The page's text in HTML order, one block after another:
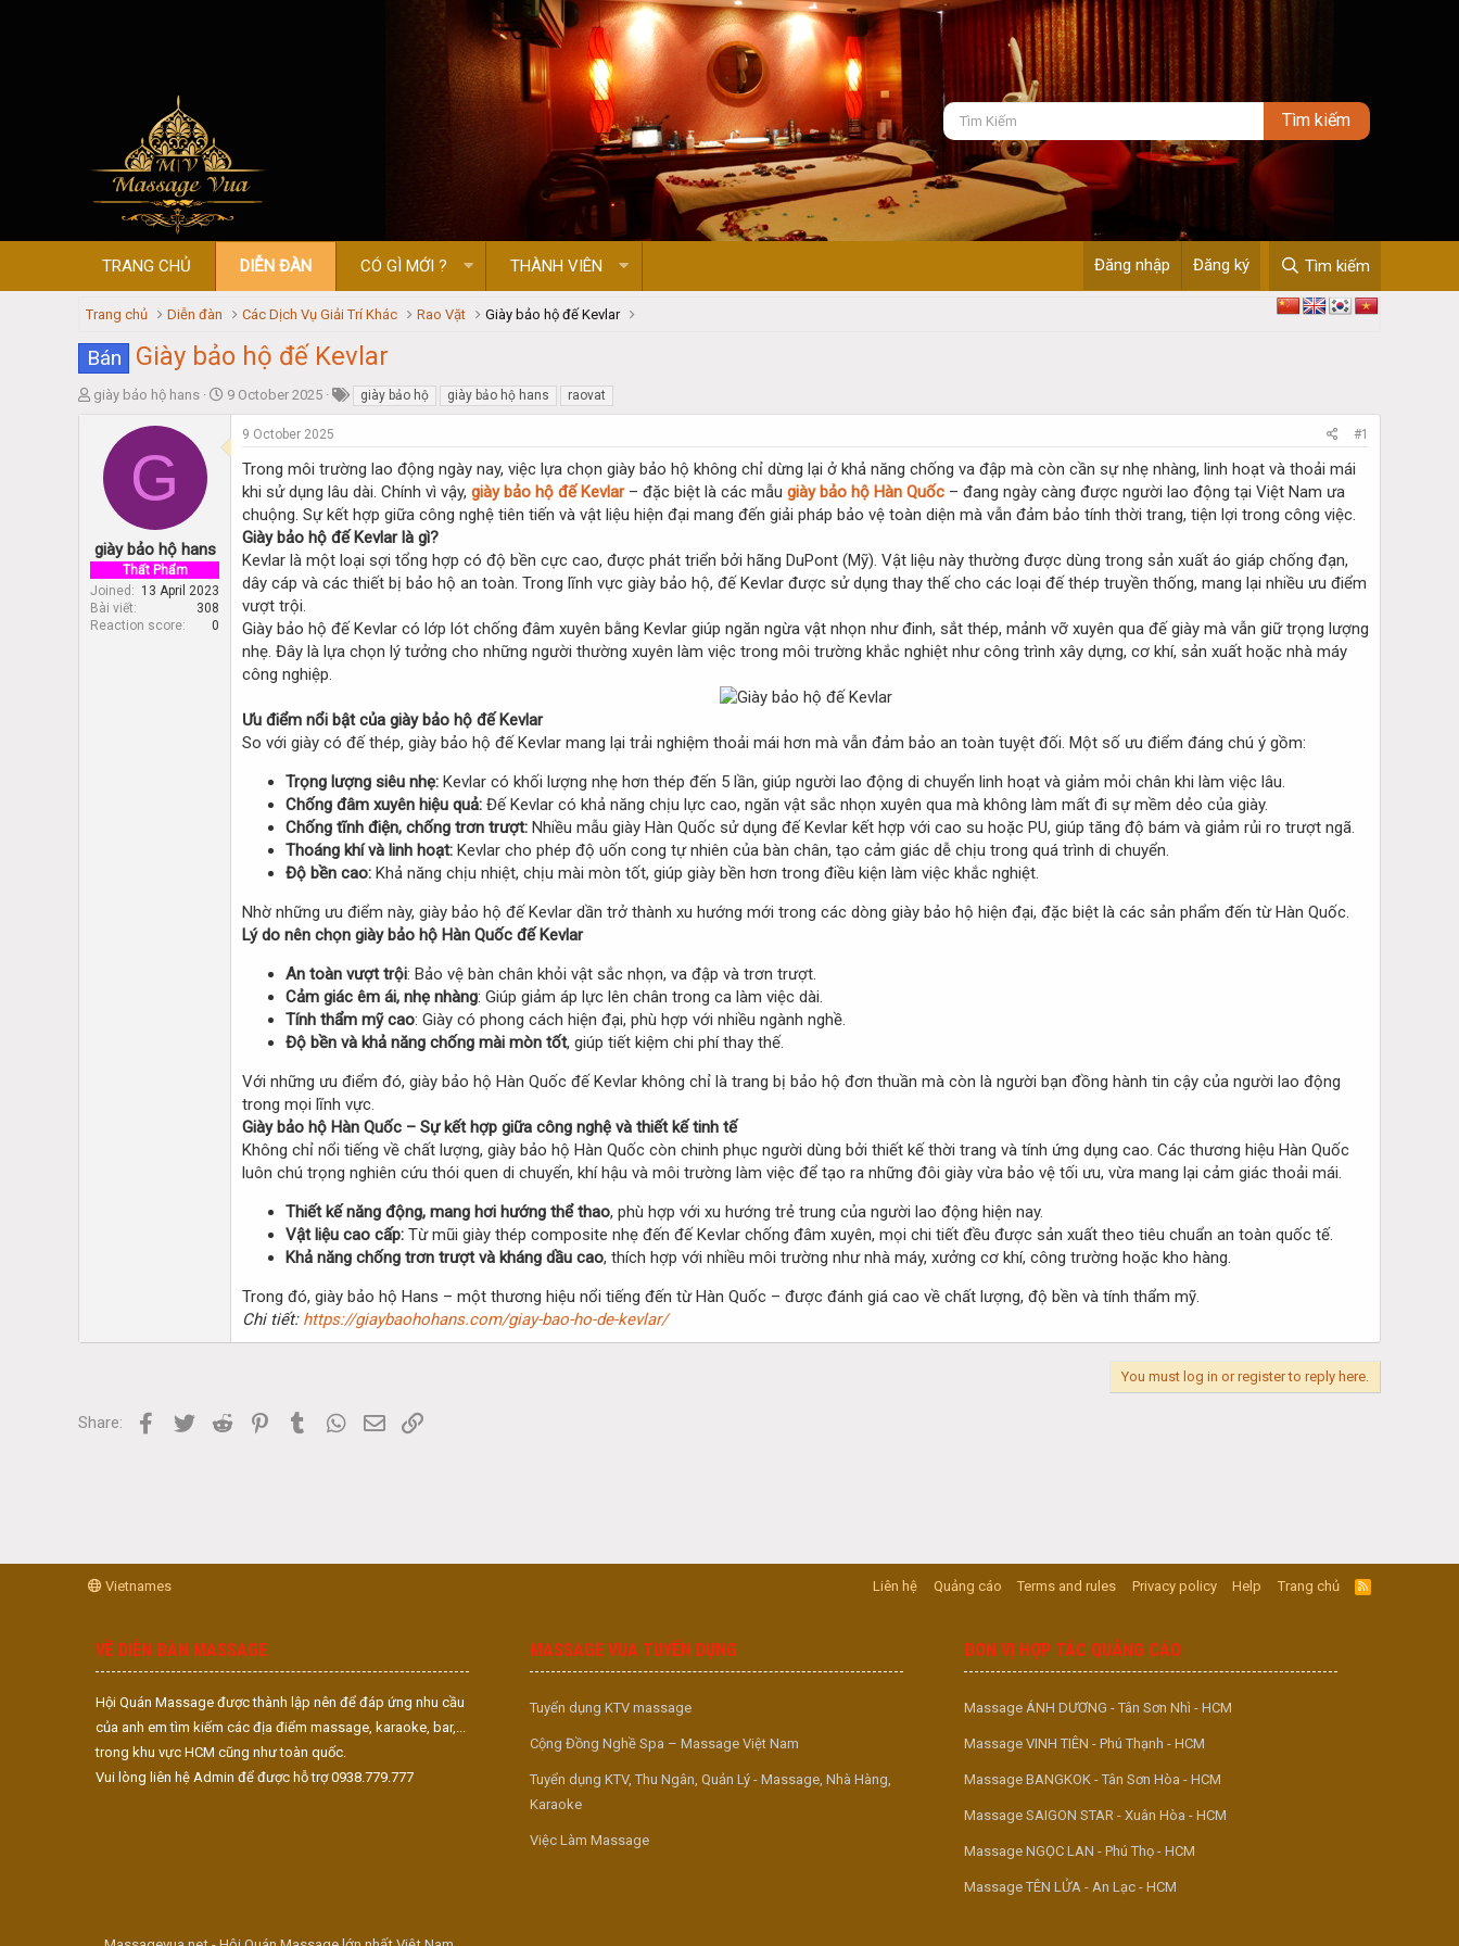
TRANG CHỦ DIỄN ĐÀN CÓ GÌ MỚI ? THÀNH VIÊN Đăng nhập Đăng ký Tìm kiếm
Trang chủ Diễn đàn Các Dịch Vụ Giải Trí Khác Rao Vặt Giày bảo hộ đế Kevlar
Bán Giày bảo hộ đế Kevlar
T
a
t
e
r
giày bảo hộ hans
S
r
9 October 2025 giày bảo hộ giày bảo hộ hans raovat
G
giày bảo hộ hans
Thất Phẩm
Joined
13 April 2023
Bài viết
308
Reaction score
0
9 October 2025 #1
Trong môi trường lao động ngày nay, việc lựa chọn giày bảo hộ không chỉ dừng lại ở khả năng chống va đập mà còn cần sự nhẹ nhàng, linh hoạt và thoải mái
khi sử dụng lâu dài. Chính vì vậy, giày bảo hộ đế Kevlar– đặc biệt là các mẫu giày bảo hộ Hàn Quốc – đang ngày càng được người lao động tại Việt Nam ưa
chuộng. Sự kết hợp giữa công nghệ tiên tiến và vật liệu hiện đại mang đến giải pháp bảo vệ toàn diện mà vẫn đảm bảo tính thời trang, tiện lợi trong công việc.
Giày bảo hộ đế Kevlar là gì?
Kevlar là một loại sợi tổng hợp có độ bền cực cao, được phát triển bởi hãng DuPont (Mỹ). Vật liệu này thường được dùng trong sản xuất áo giáp chống đạn,
dây cáp và các thiết bị bảo hộ an toàn. Trong lĩnh vực giày bảo hộ, đế Kevlar được sử dụng thay thế cho các loại đế thép truyền thống, mang lại nhiều ưu điểm
vượt trội.
Giày bảo hộ đế Kevlar có lớp lót chống đâm xuyên bằng Kevlar giúp ngăn ngừa vật nhọn như đinh, sắt thép, mảnh vỡ xuyên qua đế giày mà vẫn giữ trọng lượng
nhẹ. Đây là lựa chọn lý tưởng cho những người thường xuyên làm việc trong môi trường khắc nghiệt như công trình xây dựng, cơ khí, sản xuất hoặc nhà máy
công nghiệp.
Ưu điểm nổi bật của giày bảo hộ đế Kevlar
So với giày có đế thép, giày bảo hộ đế Kevlar mang lại trải nghiệm thoải mái hơn mà vẫn đảm bảo an toàn tuyệt đối. Một số ưu điểm đáng chú ý gồm:
Trọng lượng siêu nhẹ: Kevlar có khối lượng nhẹ hơn thép đến 5 lần, giúp người lao động di chuyển linh hoạt và giảm mỏi chân khi làm việc lâu.
Chống đâm xuyên hiệu quả: Đế Kevlar có khả năng chịu lực cao, ngăn vật sắc nhọn xuyên qua mà không làm mất đi sự mềm dẻo của giày.
Chống tĩnh điện, chống trơn trượt: Nhiều mẫu giày Hàn Quốc sử dụng đế Kevlar kết hợp với cao su hoặc PU, giúp tăng độ bám và giảm rủi ro trượt ngã.
Thoáng khí và linh hoạt: Kevlar cho phép độ uốn cong tự nhiên của bàn chân, tạo cảm giác dễ chịu trong quá trình di chuyển.
Độ bền cao: Khả năng chịu nhiệt, chịu mài mòn tốt, giúp giày bền hơn trong điều kiện làm việc khắc nghiệt.
Nhờ những ưu điểm này, giày bảo hộ đế Kevlar dần trở thành xu hướng mới trong các dòng giày bảo hộ hiện đại, đặc biệt là các sản phẩm đến từ Hàn Quốc.
Lý do nên chọn giày bảo hộ Hàn Quốc đế Kevlar
An toàn vượt trội: Bảo vệ bàn chân khỏi vật sắc nhọn, va đập và trơn trượt.
Cảm giác êm ái, nhẹ nhàng: Giúp giảm áp lực lên chân trong ca làm việc dài.
Tính thẩm mỹ cao: Giày có phong cách hiện đại, phù hợp với nhiều ngành nghề.
Độ bền và khả năng chống mài mòn tốt, giúp tiết kiệm chi phí thay thế.
Với những ưu điểm đó, giày bảo hộ Hàn Quốc đế Kevlar không chỉ là trang bị bảo hộ đơn thuần mà còn là người bạn đồng hành tin cậy của người lao động
trong mọi lĩnh vực.
Giày bảo hộ Hàn Quốc – Sự kết hợp giữa công nghệ và thiết kế tinh tế
Không chỉ nổi tiếng về chất lượng, giày bảo hộ Hàn Quốc còn chinh phục người dùng bởi thiết kế thời trang và tính ứng dụng cao. Các thương hiệu Hàn Quốc
luôn chú trọng nghiên cứu thói quen di chuyển, khí hậu và môi trường làm việc để tạo ra những đôi giày vừa bảo vệ tối ưu, vừa mang lại cảm giác thoải mái.
Thiết kế năng động, mang hơi hướng thể thao, phù hợp với xu hướng trẻ trung của người lao động hiện nay.
Vật liệu cao cấp: Từ mũi giày thép composite nhẹ đến đế Kevlar chống đâm xuyên, mọi chi tiết đều được sản xuất theo tiêu chuẩn an toàn quốc tế.
Khả năng chống trơn trượt và kháng dầu cao, thích hợp với nhiều môi trường như nhà máy, xưởng cơ khí, công trường hoặc kho hàng.
Trong đó, giày bảo hộ Hans – một thương hiệu nổi tiếng đến từ Hàn Quốc – được đánh giá cao về chất lượng, độ bền và tính thẩm mỹ.
Chi tiết: https://giaybaohohans.com/giay-bao-ho-de-kevlar/
You must log in or register to reply here.
Share: Facebook
Twitter Reddit PinterestTumblr WhatsApp
Email
Vietnames Liên hệ Quảng cáo Terms and rules Privacy policy Help Trang chủ
R
S
VỀ DIỄN ĐÀN MASSAGE
Hội Quán Massage được thành lập nên để đáp ứng nhu cầu
của anh em tìm kiếm các địa điểm massage, karaoke, bar,...
trong khu vực HCM cũng như toàn quốc.
Vui lòng liên hệ Admin để được hỗ trợ 0938.779.777
MASSAGE VUA TUYỂN DỤNG
Tuyển dụng KTV massage
Cộng Đồng Nghề Spa – Massage Việt Nam
Tuyển dụng KTV, Thu Ngân, Quản Lý - Massage, Nhà Hàng,
Karaoke
Việc Làm Massage
ĐƠN VỊ HỢP TÁC QUẢNG CÁO
Massage ÁNH DƯƠNG - Tân Sơn Nhì - HCM
Massage VINH TIÊN - Phú Thạnh - HCM
Massage BANGKOK - Tân Sơn Hòa - HCM
Massage SAIGON STAR - Xuân Hòa - HCM
Massage NGỌC LAN - Phú Thọ - HCM
Massage TÊN LỬA - An Lạc - HCM